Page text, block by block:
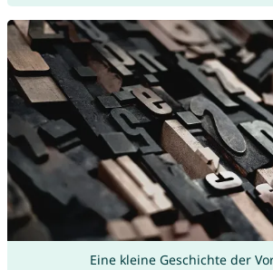
Eine kleine Geschichte der